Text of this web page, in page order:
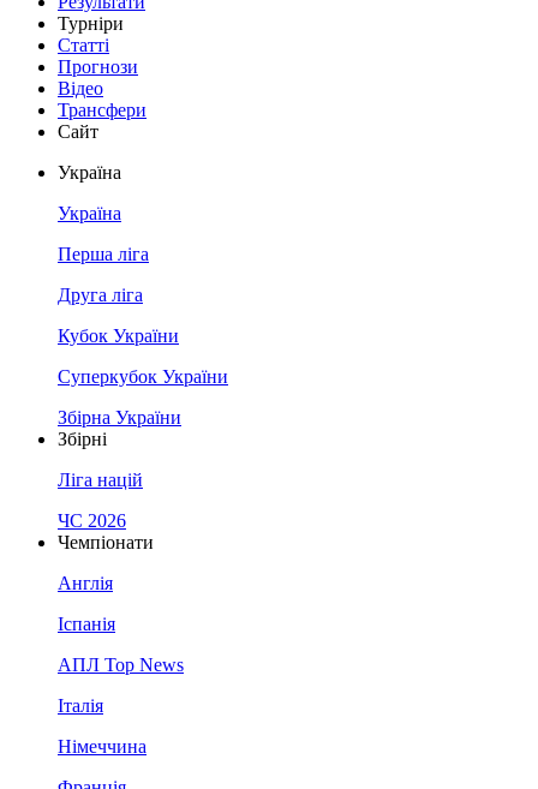
Турніри
Статті
Прогнози
Відео
Трансфери
Сайт
Україна
Україна
Перша ліга
Друга ліга
Кубок України
Суперкубок України
Збірна України
Збірні
Ліга націй
ЧС 2026
Чемпіонати
Англія
Іспанія
АПЛ Top News
Італія
Німеччина